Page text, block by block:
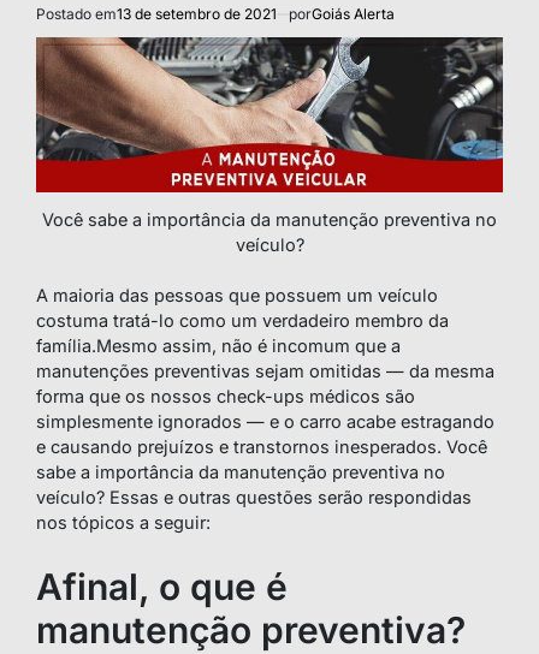
Postado em13 de setembro de 2021 porGoiás Alerta
Você sabe a importância da manutenção preventiva no
veículo?
A maioria das pessoas que possuem um veículo
costuma tratá-lo como um verdadeiro membro da
família.Mesmo assim, não é incomum que a
manutenções preventivas sejam omitidas — da mesma
forma que os nossos check-ups médicos são
simplesmente ignorados — e o carro acabe estragando
e causando prejuízos e transtornos inesperados. Você
sabe a importância da manutenção preventiva no
veículo? Essas e outras questões serão respondidas
nos tópicos a seguir:
Afinal, o que é
manutenção preventiva?